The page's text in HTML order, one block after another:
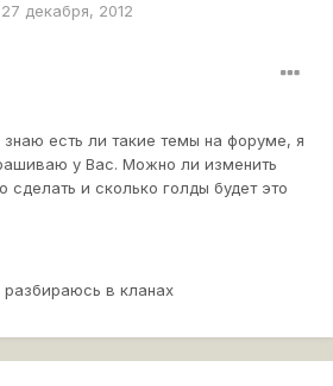
27 декабря, 2012
есть ли такие темы на форуме, я
у Вас. Можно ли изменить
сделать и сколько голды будет это
разбираюсь в кланах